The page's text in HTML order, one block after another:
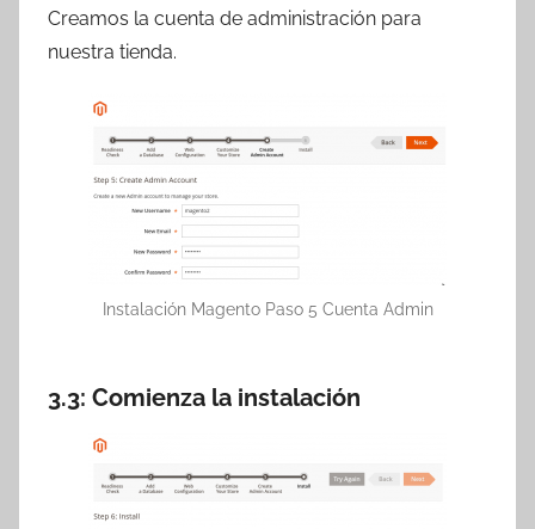
Creamos la cuenta de administración para
nuestra tienda.
Instalación Magento Paso 5 Cuenta Admin
3.3: Comienza la instalación